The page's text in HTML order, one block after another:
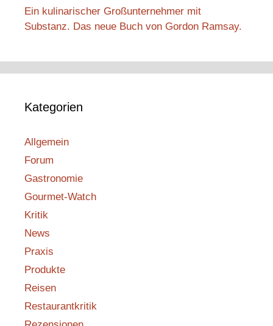
Ein kulinarischer Großunternehmer mit
Substanz. Das neue Buch von Gordon Ramsay.
Kategorien
Allgemein
Forum
Gastronomie
Gourmet-Watch
Kritik
News
Praxis
Produkte
Reisen
Restaurantkritik